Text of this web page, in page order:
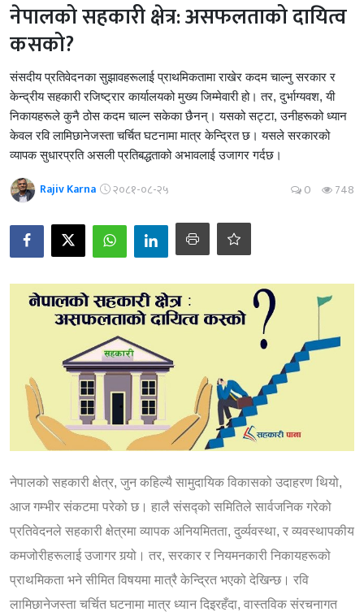
नेपालको सहकारी क्षेत्र: असफलताको दायित्व
कसको?
संसदीय प्रतिवेदनका सुझावहरूलाई प्राथमिकतामा राखेर कदम चाल्नु सरकार र
केन्द्रीय सहकारी रजिष्ट्रार कार्यालयको मुख्य जिम्मेवारी हो। तर, दुर्भाग्यवश, यी
निकायहरूले कुनै ठोस कदम चाल्न सकेका छैनन्। यसको सट्टा, उनीहरूको ध्यान
केवल रवि लामिछानेजस्ता चर्चित घटनामा मात्र केन्द्रित छ। यसले सरकारको
व्यापक सुधारप्रति असली प्रतिबद्धताको अभावलाई उजागर गर्दछ।
Rajiv Karna २०८१-०८-२५ 0 748
नेपालको सहकारी क्षेत्र, जुन कहिल्यै सामुदायिक विकासको उदाहरण थियो,
आज गम्भीर संकटमा परेको छ। हालै संसद्को समितिले सार्वजनिक गरेको
प्रतिवेदनले सहकारी क्षेत्रमा व्यापक अनियमितता, दुर्व्यवस्था, र व्यवस्थापकीय
कमजोरीहरूलाई उजागर गर्‍यो। तर, सरकार र नियमनकारी निकायहरूको
प्राथमिकता भने सीमित विषयमा मात्रै केन्द्रित भएको देखिन्छ। रवि
लामिछानेजस्ता चर्चित घटनामा मात्र ध्यान दिइरहँदा, वास्तविक संरचनागत